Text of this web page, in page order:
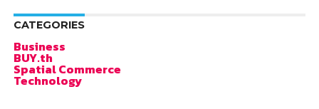
CATEGORIES
Business
BUY.th
Spatial Commerce
Technology